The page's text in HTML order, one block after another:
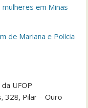
em Minas
de Mariana e Polícia
UFOP
328, Pilar – Ouro